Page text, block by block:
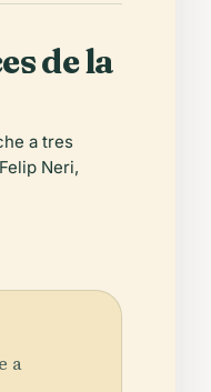
de la
a tres
Neri,
a